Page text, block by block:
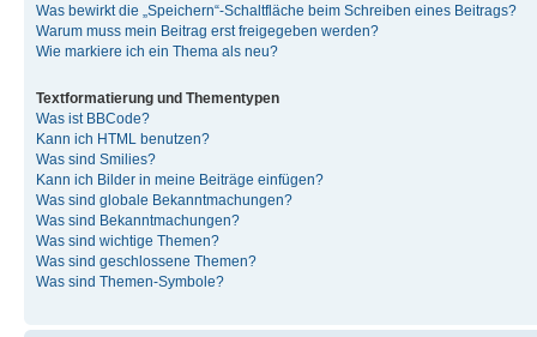
Was bewirkt die „Speichern“-Schaltfläche beim Schreiben eines Beitrags?
Warum muss mein Beitrag erst freigegeben werden?
Wie markiere ich ein Thema als neu?
Textformatierung und Thementypen
Was ist BBCode?
Kann ich HTML benutzen?
Was sind Smilies?
Kann ich Bilder in meine Beiträge einfügen?
Was sind globale Bekanntmachungen?
Was sind Bekanntmachungen?
Was sind wichtige Themen?
Was sind geschlossene Themen?
Was sind Themen-Symbole?